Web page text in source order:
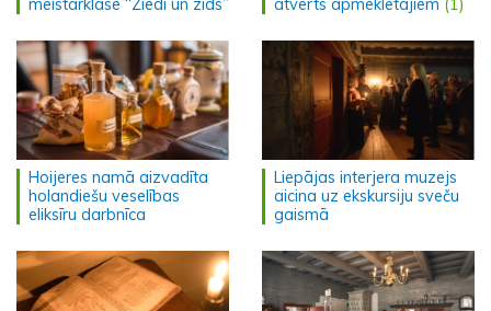
meistarklase “Ziedi un zīds”
atvērts apmeklētājiem (1)
Hoijeres namā aizvadīta
holandiešu veselības
eliksīru darbnīca
Liepājas interjera muzejs
aicina uz ekskursiju sveču
gaismā